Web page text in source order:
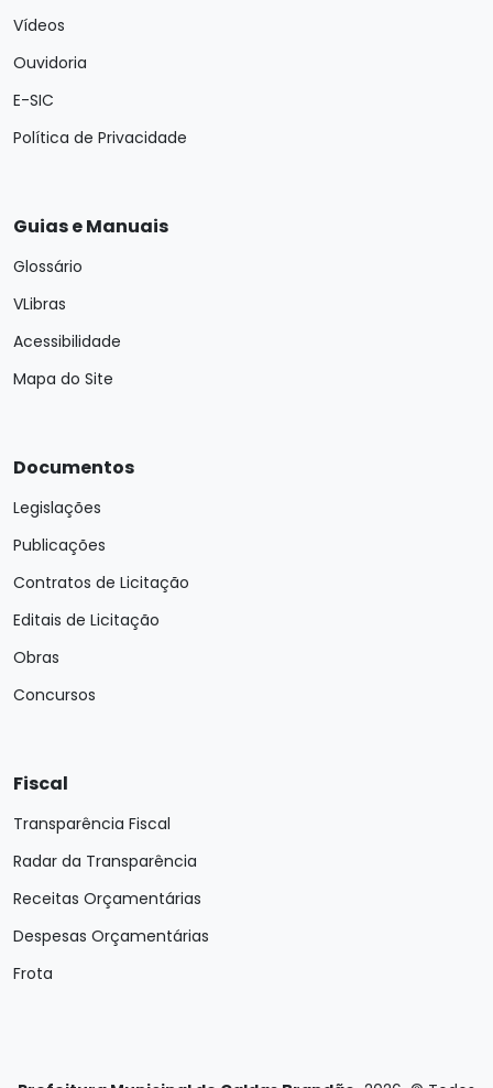
Vídeos
Ouvidoria
E-SIC
Política de Privacidade
Guias e Manuais
Glossário
VLibras
Acessibilidade
Mapa do Site
Documentos
Legislações
Publicações
Contratos de Licitação
Editais de Licitação
Obras
Concursos
Fiscal
Transparência Fiscal
Radar da Transparência
Receitas Orçamentárias
Despesas Orçamentárias
Frota